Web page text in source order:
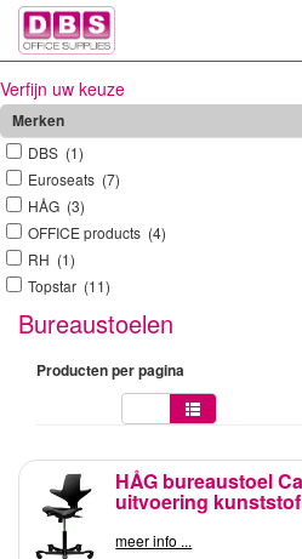
Verfijn uw keuze
Merken
DBS (1)
Euroseats (7)
HÅG (3)
OFFICE products (4)
RH (1)
Topstar (11)
Bureaustoelen
Producten per pagina
HÅG bureaustoel
uitvoering
meer info ...